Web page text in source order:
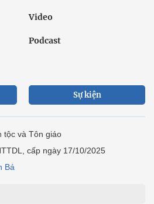
Video
Podcast
Sự kiện
tộc và Tôn giáo
cấp ngày 17/10/2025
Bá